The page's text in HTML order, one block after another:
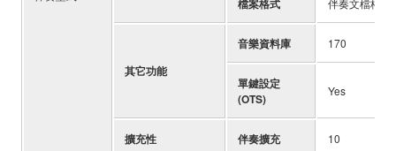
檔案格式
其它功能
音樂資料庫 170
單鍵設定
(OTS)
Yes
擴充性 伴奏擴充 10